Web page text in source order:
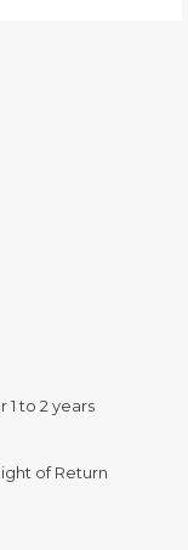
to 2 years
of Return